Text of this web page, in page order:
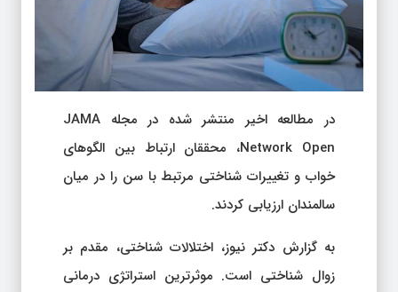
در مطالعه اخیر منتشر شده در مجله JAMA
Network Open، محققان ارتباط بین الگوهای
خواب و تغییرات شناختی مرتبط با سن را در میان
سالمندان ارزیابی کردند.
به گزارش دکتر نیوز، اختلالات شناختی، مقدم بر
زوال شناختی است. موثرترین استراتژی درمانی